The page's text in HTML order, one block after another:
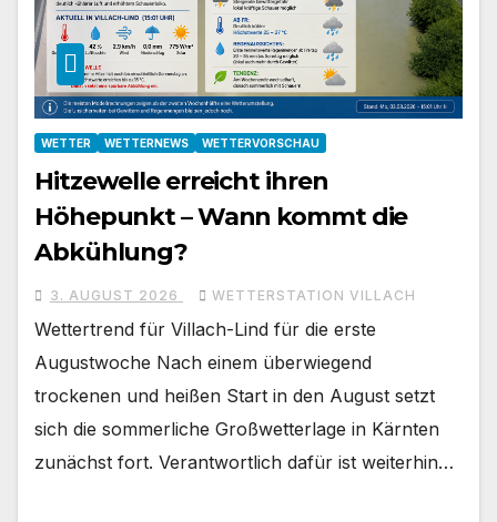
WETTER WETTERNEWS WETTERVORSCHAU
Hitzewelle erreicht ihren
Höhepunkt – Wann kommt die
Abkühlung?
3. AUGUST 2026 WETTERSTATION VILLACH
Wettertrend für Villach-Lind für die erste
Augustwoche Nach einem überwiegend
trockenen und heißen Start in den August setzt
sich die sommerliche Großwetterlage in Kärnten
zunächst fort. Verantwortlich dafür ist weiterhin…